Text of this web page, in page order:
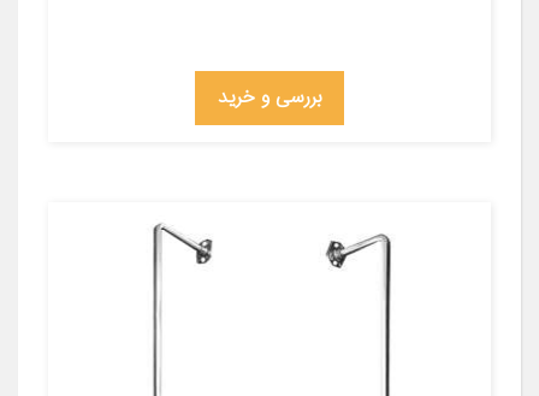
بررسی و خرید